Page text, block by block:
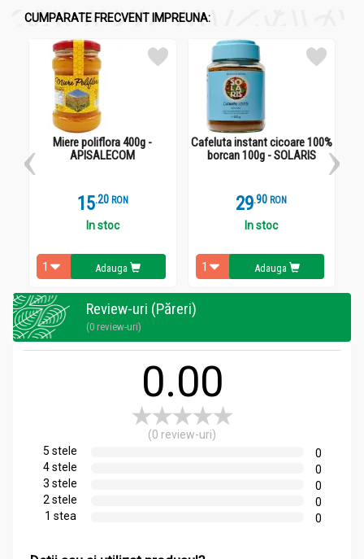
CUMPARATE FRECVENT IMPREUNA:
Miere poliflora 400g -
APISALECOM
15.2 RON
In stoc
Adauga
Cafeluta instant cicoare 100%
borcan 100g - SOLARIS
29.9 RON
In stoc
Adauga
Review-uri (Păreri)
(0 review-uri)
0.00
(0 review-uri)
5 stele
0
4 stele
0
3 stele
0
2 stele
0
1 stea
0